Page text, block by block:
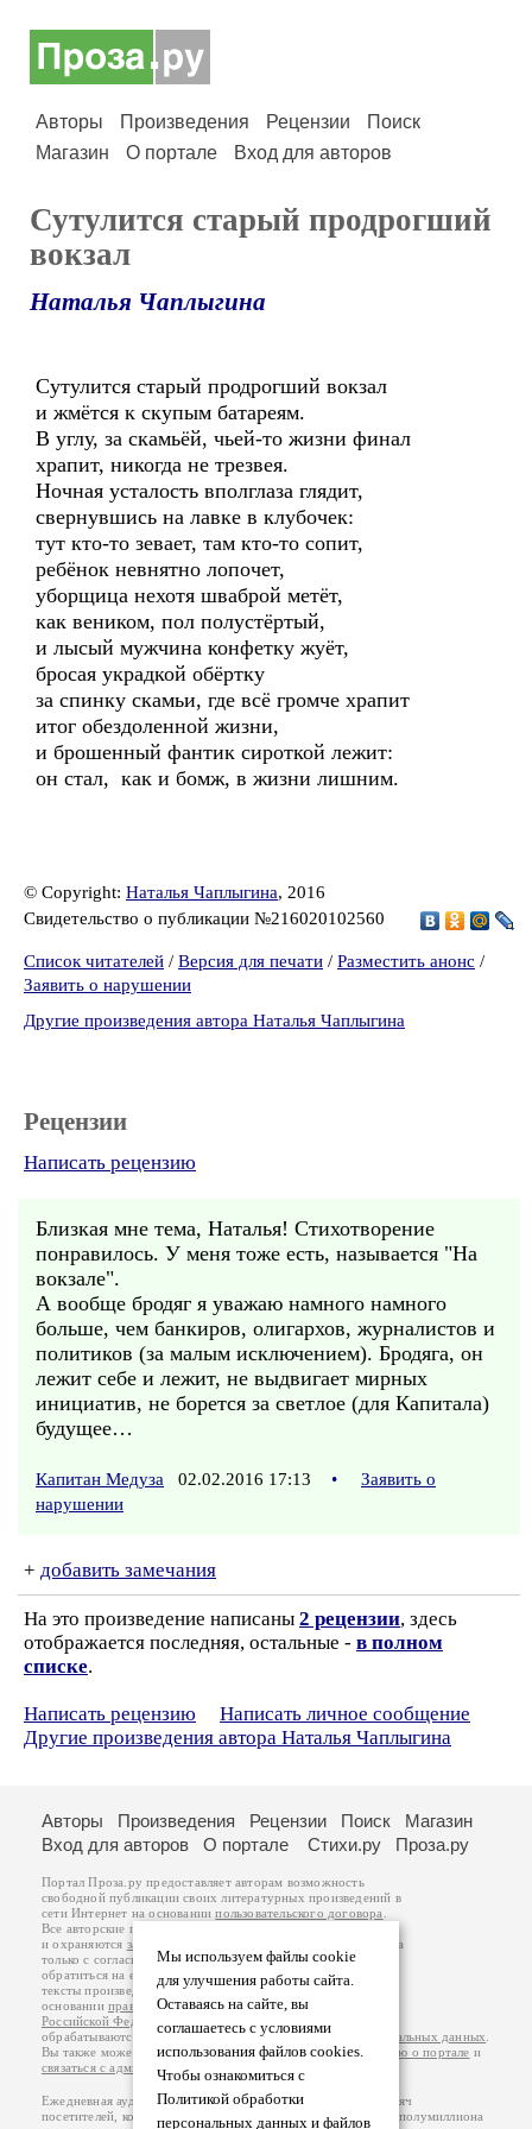
Авторы Произведения Рецензии
Поиск
Магазин
О портале Вход для авторов
Сутулится старый продрогший
вокзал
Наталья Чаплыгина
Сутулится старый продрогший вокзал
и жмётся к скупым батареям.
В углу, за скамьёй, чьей-то жизни финал
храпит, никогда не трезвея.
Ночная усталость вполглаза глядит,
свернувшись на лавке в клубочек:
тут кто-то зевает, там кто-то сопит,
ребёнок невнятно лопочет,
уборщица нехотя шваброй метёт,
как веником, пол полустёртый,
и лысый мужчина конфетку жуёт,
бросая украдкой обёртку
за спинку скамьи, где всё громче храпит
итог обездоленной жизни,
и брошенный фантик сироткой лежит:
он стал, как и бомж, в жизни лишним.
© Copyright: Наталья Чаплыгина, 2016
Свидетельство о публикации №216020102560
Список читателей / Версия для печати / Разместить анонс /
Заявить о нарушении
Другие произведения автора Наталья Чаплыгина
Рецензии
Написать рецензию
Близкая мне тема, Наталья! Стихотворение
понравилось. У меня тоже есть, называется "На
вокзале".
А вообще бродяг я уважаю намного намного
больше, чем банкиров, олигархов, журналистов и
политиков (за малым исключением). Бродяга, он
лежит себе и лежит, не выдвигает мирных
инициатив, не борется за светлое (для Капитала)
будущее…
Капитан Медуза 02.02.2016 17:13 •
Заявить о
нарушении
+ добавить замечания
На это произведение написаны 2 рецензии, здесь
отображается последняя, остальные - в полном
списке.
Написать рецензию
Написать личное сообщение
Другие произведения автора Наталья Чаплыгина
Мы используем файлы cookie
для улучшения работы сайта.
Оставаясь на сайте, вы
соглашаетесь с условиями
использования файлов cookies.
Чтобы ознакомиться с
Политикой обработки
персональных данных и файлов
Авторы Произведения Рецензии Поиск
Магазин
Вход для авторов
О портале Стихи.ру Проза.ру
Портал Проза.ру предоставляет авторам возможность
свободной публикации своих литературных произведений в
сети Интернет на основаниипользовательского договора
Все авторские права на произведения принадлежат авторам
и охраняются законом
. Перепечатка произведений возможна
только с согласия его автора, к которому вы можете
обратиться на его авторской странице. Ответственность за
тексты произведений авторы несут самостоятельно на
основанииправил публикацииизаконодательства
Российской Федерации
обрабатываются на основанииПолитики обработки персональных данных
Вы также можете посмотреть более подробнуюинформацию о портале и
связаться с администрацией
Ежедневная аудитория портала Проза.ру – порядка 100 тысяч
посетителей, которые в общей сумме просматривают более полумиллиона